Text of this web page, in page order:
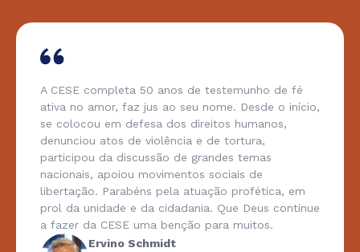
A CESE completa 50 anos de testemunho de fé
ativa no amor, faz jus ao seu nome. Desde o início,
se colocou em defesa dos direitos humanos,
denunciou atos de violência e de tortura,
participou da discussão de grandes temas
nacionais, apoiou movimentos sociais de
libertação. Parabéns pela atuação profética, em
prol da unidade e da cidadania. Que Deus continue
a fazer da CESE uma benção para muitos.
Ervino Schmidt